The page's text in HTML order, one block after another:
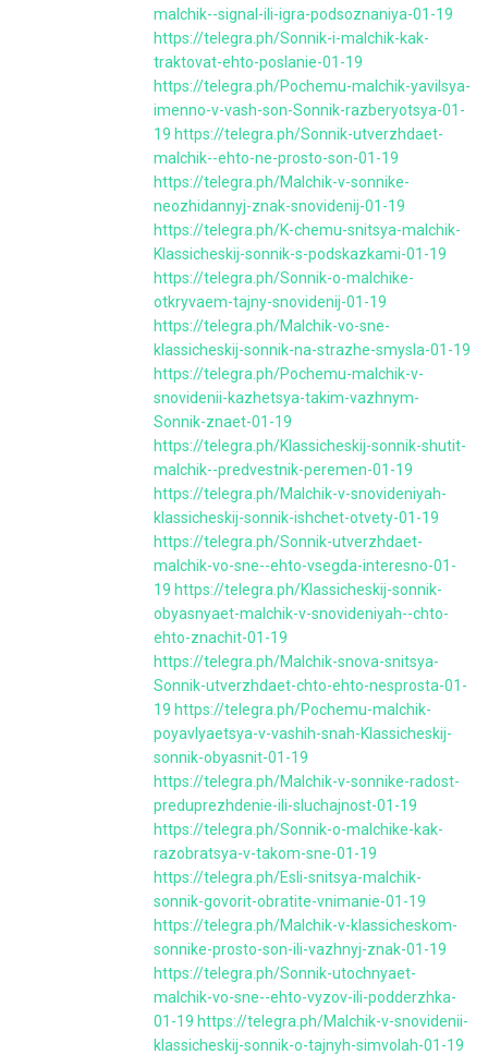
malchik--signal-ili-igra-podsoznaniya-01-19
https://telegra.ph/Sonnik-i-malchik-kak-
traktovat-ehto-poslanie-01-19
https://telegra.ph/Pochemu-malchik-yavilsya-
imenno-v-vash-son-Sonnik-razberyotsya-01-
19 https://telegra.ph/Sonnik-utverzhdaet-
malchik--ehto-ne-prosto-son-01-19
https://telegra.ph/Malchik-v-sonnike-
neozhidannyj-znak-snovidenij-01-19
https://telegra.ph/K-chemu-snitsya-malchik-
Klassicheskij-sonnik-s-podskazkami-01-19
https://telegra.ph/Sonnik-o-malchike-
otkryvaem-tajny-snovidenij-01-19
https://telegra.ph/Malchik-vo-sne-
klassicheskij-sonnik-na-strazhe-smysla-01-19
https://telegra.ph/Pochemu-malchik-v-
snovidenii-kazhetsya-takim-vazhnym-
Sonnik-znaet-01-19
https://telegra.ph/Klassicheskij-sonnik-shutit-
malchik--predvestnik-peremen-01-19
https://telegra.ph/Malchik-v-snovideniyah-
klassicheskij-sonnik-ishchet-otvety-01-19
https://telegra.ph/Sonnik-utverzhdaet-
malchik-vo-sne--ehto-vsegda-interesno-01-
19 https://telegra.ph/Klassicheskij-sonnik-
obyasnyaet-malchik-v-snovideniyah--chto-
ehto-znachit-01-19
https://telegra.ph/Malchik-snova-snitsya-
Sonnik-utverzhdaet-chto-ehto-nesprosta-01-
19 https://telegra.ph/Pochemu-malchik-
poyavlyaetsya-v-vashih-snah-Klassicheskij-
sonnik-obyasnit-01-19
https://telegra.ph/Malchik-v-sonnike-radost-
preduprezhdenie-ili-sluchajnost-01-19
https://telegra.ph/Sonnik-o-malchike-kak-
razobratsya-v-takom-sne-01-19
https://telegra.ph/Esli-snitsya-malchik-
sonnik-govorit-obratite-vnimanie-01-19
https://telegra.ph/Malchik-v-klassicheskom-
sonnike-prosto-son-ili-vazhnyj-znak-01-19
https://telegra.ph/Sonnik-utochnyaet-
malchik-vo-sne--ehto-vyzov-ili-podderzhka-
01-19 https://telegra.ph/Malchik-v-snovidenii-
klassicheskij-sonnik-o-tajnyh-simvolah-01-19